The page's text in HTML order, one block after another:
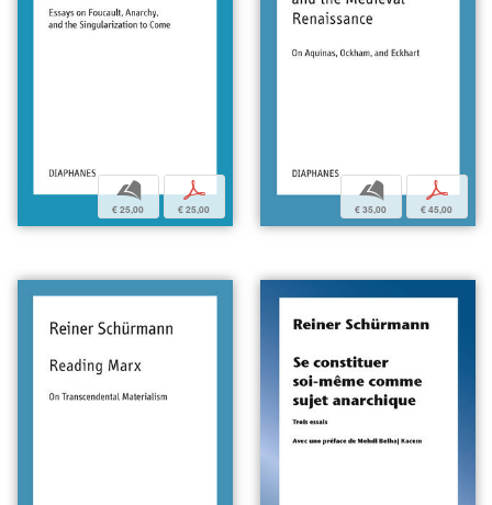
b
€ 25,00
p
€ 25,00
b
€ 35,00
p
€ 45,00